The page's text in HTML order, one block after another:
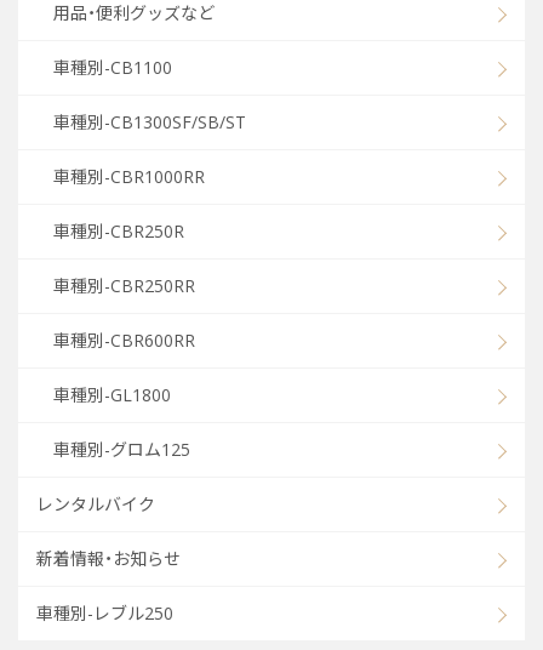
用品・便利グッズなど
車種別-CB1100
車種別-CB1300SF/SB/ST
車種別-CBR1000RR
車種別-CBR250R
車種別-CBR250RR
車種別-CBR600RR
車種別-GL1800
車種別-グロム125
レンタルバイク
新着情報・お知らせ
車種別-レブル250